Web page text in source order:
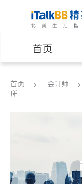
首页
医生
养老
首页 会计师
所